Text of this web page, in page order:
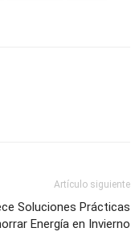
Artículo siguiente
Soluciones Prácticas
Energía en Invierno